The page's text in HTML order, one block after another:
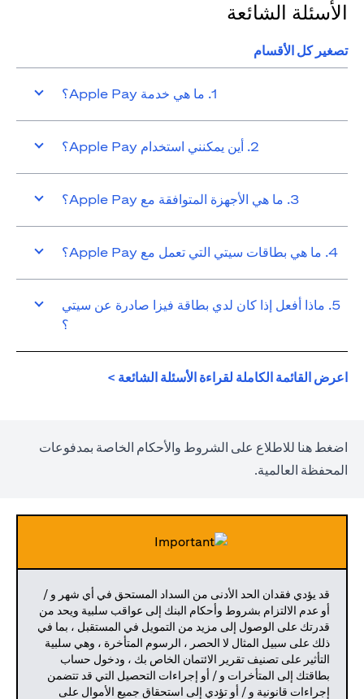
الأسئلة الشائعة
تصغير كل الأقسام
1. ما هي خدمة Apple Pay؟
2. أين يمكنني استخدام Apple Pay؟
3. ما هي الأجهزة المتوافقة مع Apple Pay؟
4. ما هي بطاقات سيتي التي تعمل مع Apple Pay؟
5. ماذا أفعل إذا كان لدي بطاقة فيزا صادرة عن سيتي
؟
اعرض القائمة الكاملة لقراءة الأسئلة الشائعة >
اضغط هنا opens in a new tab
للاطلاع على الشروط والأحكام الخاصة بمدفوعات
المحفظة العالمية.
قد يؤدي فقدان الحد الأدنى من السداد المستحق في أي شهر و /
أو عدم الالتزام بشروط وأحكام البنك إلى عواقب سلبية ويحد من
قدرتك على الوصول إلى مزيد من التمويل في المستقبل ، بما في
ذلك على سبيل المثال لا الحصر ، الرسوم المتأخرة ، وهي سلبية
التأثير على تصنيف تقرير الائتمان الخاص بك ، ودخول حساب
بطاقتك إلى المتأخرات و / أو إجراءات التحصيل التي قد تتضمن
إجراءات قانونية و / أو تؤدي إلى استحقاق جميع الأموال على